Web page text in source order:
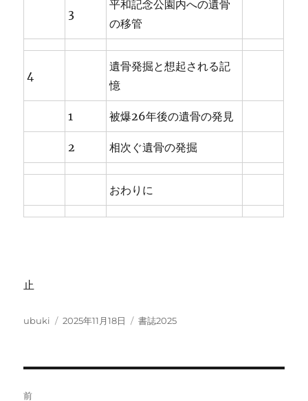
3
平和記念公園内への遺骨
の移管
4
遺骨発掘と想起される記
憶
1 被爆26年後の遺骨の発見
2 相次ぐ遺骨の発掘
おわりに
止
投
ubuki
投
2025年11月18日
カ
書誌2025
前